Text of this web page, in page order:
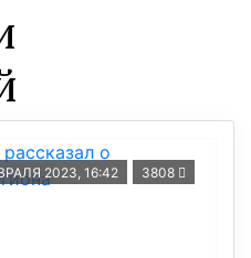
2023, 16:42 3808